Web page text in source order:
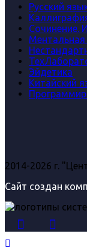
Русский
Сочинение.
Эйдетика
Китайский
2014-2026 г.
Сайт создан